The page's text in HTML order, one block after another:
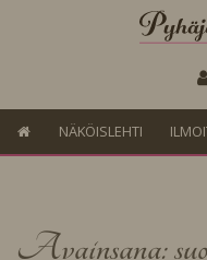
NÄKÖISLEHTI
Avainsana: